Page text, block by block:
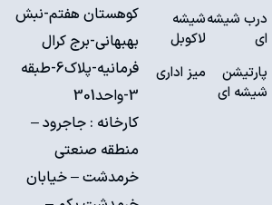
درب شیشه
ای
پارتیشن
شیشه ای
شیشه
لاکوبل
میز اداری
کوهستان هفتم-نبش
بهبهانی-برج کرال
فرمانیه-پلاک6-طبقه
3-واحد301
کارخانه :جاجرود –
منطقه صنعتی
خرمدشت – خیابان